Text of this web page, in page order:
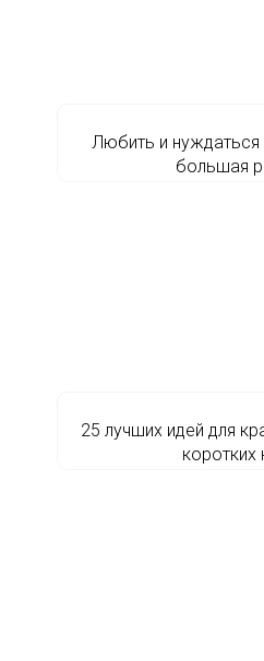
Любить и нуждаться
большая
25 лучших идей для
коротких